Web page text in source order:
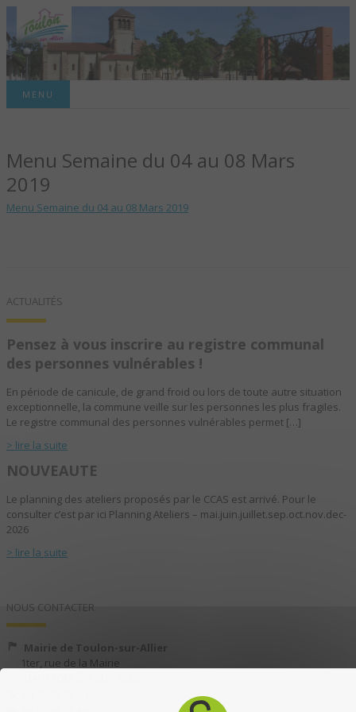
TOULON-SUR-
ALLIER – SITE
OFFICIEL DE LA
MENU
Menu Semaine du 04 au 08 Mars
2019
Menu Semaine du 04 au 08 Mars 2019
ACTUALITÉS
Pensez à vous inscrire au registre communal
des personnes vulnérables !
En période de canicule, de grand froid ou lors de toute autre situation
exceptionnelle, la commune veille sur les personnes les plus fragiles.
Le registre communal des personnes vulnérables permet […]
> lire la suite
NOUVEAUTE
Le planning des ateliers proposés par le CCAS est arrivé. Pour le
consulter c’est par ici Planning Ateliers – mai.juin.juillet.sep.oct.nov.dec-
2026
> lire la suite
NOUS CONTACTER
Mairie de Toulon-sur-Allier
1ter, rue de la Mairie